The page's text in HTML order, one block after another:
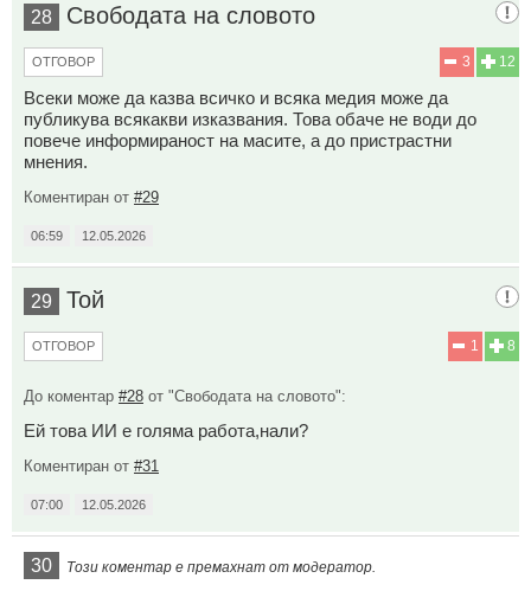
28 Свободата на словото
12
3
ОТГОВОР
Всеки може да казва всичко и всяка медия може да
публикува всякакви изказвания. Това обаче не води до
повече информираност на масите, а до пристрастни
мнения.
Коментиран от #29
06:59 12.05.2026
29 Той
8
1
ОТГОВОР
До коментар #28 от "Свободата на словото":
Ей това ИИ е голяма работа,нали?
Коментиран от #31
07:00 12.05.2026
30 Този коментар е премахнат от модератор.